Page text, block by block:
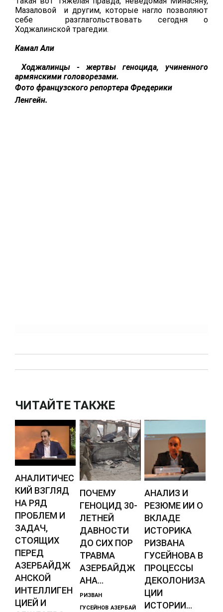
Мазаловой и другим, которые нагло позволяют
себе разглагольствовать сегодня о
Ходжалинской трагедии.
Камал Али
Ходжалинцы - жертвы геноцида, учиненного
армянскими головорезами.
Фото французского репортера Фредерики
Ленгейн.
ЧИТАЙТЕ ТАКЖЕ
АНАЛИТИЧЕС
КИЙ ВЗГЛЯД
НА РЯД
ПРОБЛЕМ И
ЗАДАЧ,
СТОЯЩИХ
ПЕРЕД
АЗЕРБАЙДЖ
АНСКОЙ
ИНТЕЛЛИГЕН
ЦИЕЙ И
ПОЧЕМУ
ГЕНОЦИД 30-
ЛЕТНЕЙ
ДАВНОСТИ
ДО СИХ ПОР
ТРАВМА
АЗЕРБАЙДЖ
АНА...
РИЗВАН
ГУСЕЙНОВ АЗЕРБАЙ
АНАЛИЗ И
РЕЗЮМЕ ИИ О
ВКЛАДЕ
ИСТОРИКА
РИЗВАНА
ГУСЕЙНОВА В
ПРОЦЕССЫ
ДЕКОЛОНИЗА
ЦИИ
ИСТОРИИ...